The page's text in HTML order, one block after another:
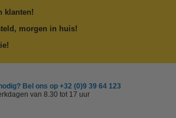
klanten!
morgen in huis!
Bel ons op +32 (0)9 39 64 123
van 8.30 tot 17 uur